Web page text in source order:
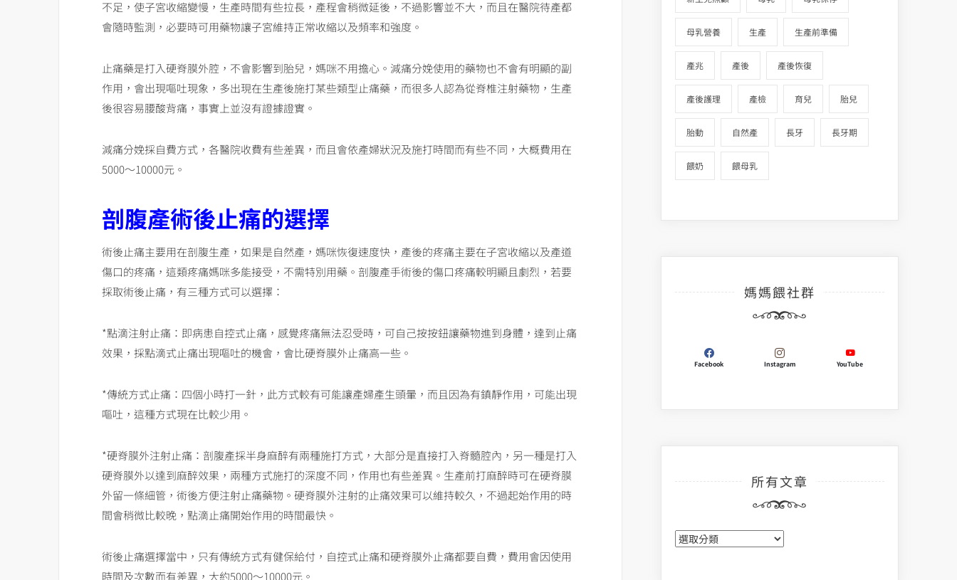
不足，使子宮收縮變慢，生產時間有些拉長，產程會稍微延後，不過影響並不大，而且在醫院待產都
會隨時監測，必要時可用藥物讓子宮維持正常收縮以及頻率和強度。
止痛藥是打入硬脊膜外腔，不會影響到胎兒，媽咪不用擔心。減痛分娩使用的藥物也不會有明顯的副
作用，會出現嘔吐現象，多出現在生產後施打某些類型止痛藥，而很多人認為從脊椎注射藥物，生產
後很容易腰酸背痛，事實上並沒有證據證實。
減痛分娩採自費方式，各醫院收費有些差異，而且會依產婦狀況及施打時間而有些不同，大概費用在
5000～10000元。
剖腹產術後止痛的選擇
術後止痛主要用在剖腹生產，如果是自然產，媽咪恢復速度快，產後的疼痛主要在子宮收縮以及產道
傷口的疼痛，這類疼痛媽咪多能接受，不需特別用藥。剖腹產手術後的傷口疼痛較明顯且劇烈，若要
採取術後止痛，有三種方式可以選擇：
*點滴注射止痛：即病患自控式止痛，感覺疼痛無法忍受時，可自己按按鈕讓藥物進到身體，達到止痛
效果，採點滴式止痛出現嘔吐的機會，會比硬脊膜外止痛高一些。
*傳統方式止痛：四個小時打一針，此方式較有可能讓產婦產生頭暈，而且因為有鎮靜作用，可能出現
嘔吐，這種方式現在比較少用。
*硬脊膜外注射止痛：剖腹產採半身麻醉有兩種施打方式，大部分是直接打入脊髓腔內，另一種是打入
硬脊膜外以達到麻醉效果，兩種方式施打的深度不同，作用也有些差異。生產前打麻醉時可在硬脊膜
外留一條細管，術後方便注射止痛藥物。硬脊膜外注射的止痛效果可以維持較久，不過起始作用的時
間會稍微比較晚，點滴止痛開始作用的時間最快。
術後止痛選擇當中，只有傳統方式有健保給付，自控式止痛和硬脊膜外止痛都要自費，費用會因使用
時間及次數而有差異，大約5000～10000元。
母乳營養 生產 生產前準備
產兆 產後 產後恢復
產後護理 產檢 育兒 胎兒
胎動 自然產 長牙 長牙期
餵奶 餵母乳
媽媽餵社群
Facebook Instagram YouTube
所有文章
所
有